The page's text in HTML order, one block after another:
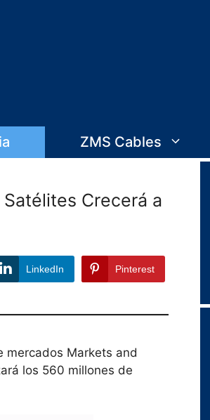
ZMS Cables
Crecerá a
LinkedIn Pinterest
mercados Markets and
los 560 millones de